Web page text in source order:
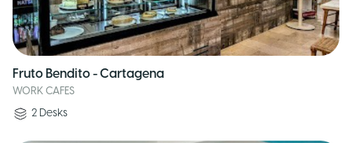
Fruto Bendito - Cartagena
WORK CAFES
2 Desks